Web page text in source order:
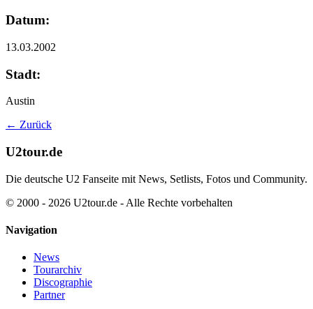
Datum:
13.03.2002
Stadt:
Austin
← Zurück
U2tour.de
Die deutsche U2 Fanseite mit News, Setlists, Fotos und Community.
© 2000 - 2026 U2tour.de - Alle Rechte vorbehalten
Navigation
News
Tourarchiv
Discographie
Partner